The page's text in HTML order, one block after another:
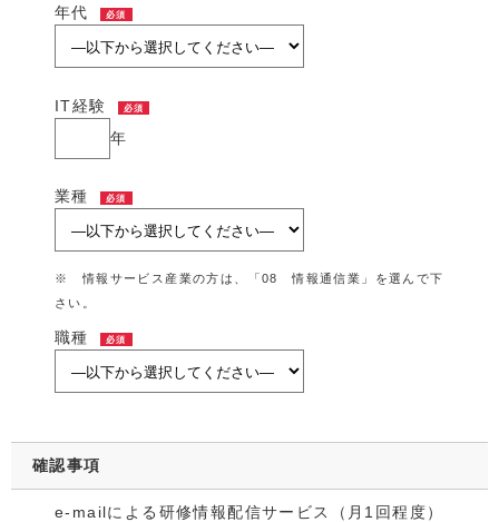
年代 必須
IT経験 必須
年
業種 必須
※ 情報サービス産業の方は、「08 情報通信業」を選んで下
さい。
職種 必須
確認事項
e-mailによる研修情報配信サービス（月1回程度）